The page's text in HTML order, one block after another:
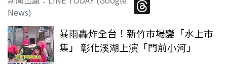
News)
暴雨轟炸全台！新竹市場變「水上市
集」 彰化溪湖上演「門前小河」